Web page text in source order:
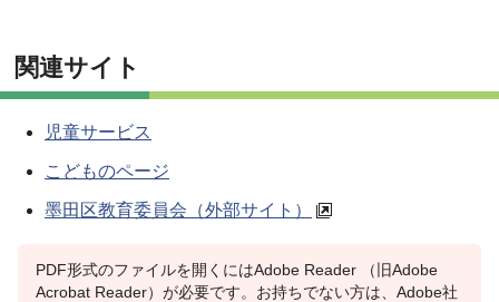
関連サイト
児童サービス
こどものページ
墨田区教育委員会（外部サイト）
PDF形式のファイルを開くにはAdobe Reader （旧Adobe
Acrobat Reader）が必要です。お持ちでない方は、Adobe社